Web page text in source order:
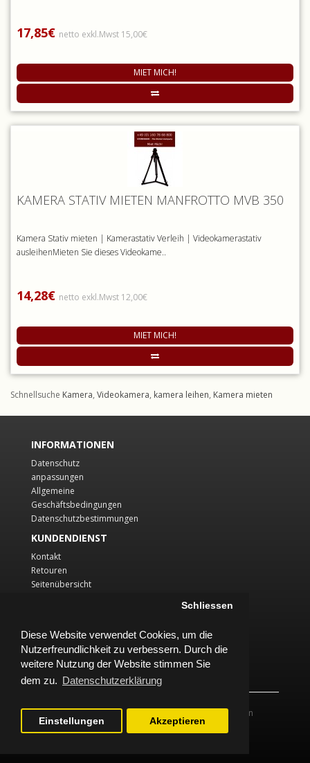
Diese Website verwendet Cookies, um die
Nutzerfreundlichkeit zu verbessern. Durch die
weitere Nutzung der Website stimmen Sie
dem zu. Datenschutzerklärung
Schliessen
Einstellungen Akzeptieren
17,85€ netto exkl.Mwst 15,00€
MIET MICH!
KAMERA STATIV MIETEN MANFROTTO MVB 350
Kamera Stativ mieten | Kamerastativ Verleih | Videokamerastativ
ausleihenMieten Sie dieses Videokame..
14,28€ netto exkl.Mwst 12,00€
MIET MICH!
Schnellsuche Kamera, Videokamera, kamera leihen, Kamera mieten
INFORMATIONEN
Datenschutz
anpassungen
Allgemeine
Geschäftsbedingungen
Datenschutzbestimmungen
KUNDENDIENST
Kontakt
Retouren
Seitenübersicht
Auftragsverlauf
Wunschliste
Newsletter
Powered By Stemerone Veranstaltungstechnik Inh. Stefan
Merker © 2026